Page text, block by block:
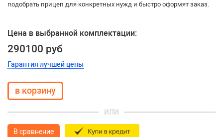
подобрать прицеп для конкретных нужд и быстро оформят заказ.
Цена в выбранной комплектации:
290100 руб
Гарантия лучшей цены
ИЛИ
В сравнение